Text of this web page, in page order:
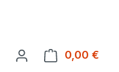
0,00 €